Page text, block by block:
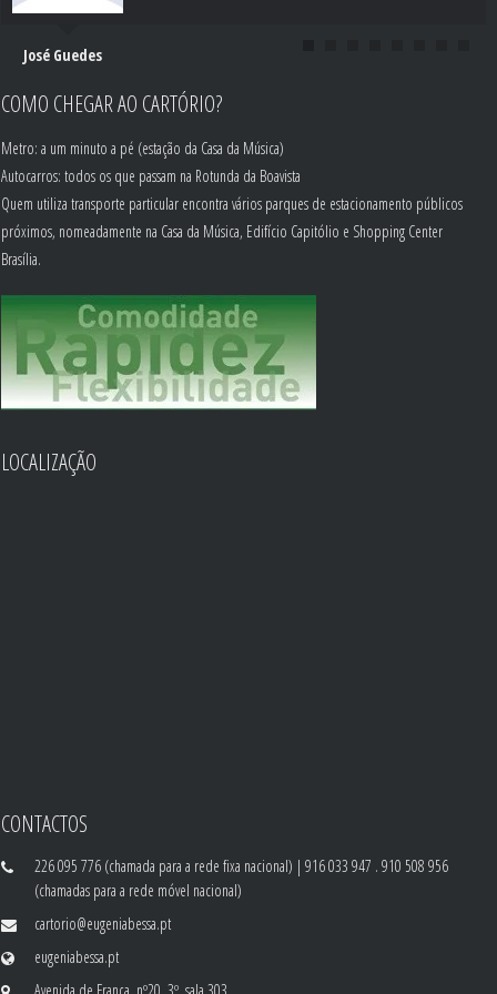
José Guedes
Maria Jozé Estrada
COMO CHEGAR AO CARTÓRIO?
Metro: a um minuto a pé (estação da Casa da Música)
Autocarros: todos os que passam na Rotunda da Boavista
Quem utiliza transporte particular encontra vários parques de estacionamento públicos
próximos, nomeadamente na Casa da Música, Edifício Capitólio e Shopping Center
Brasília.
LOCALIZAÇÃO
CONTACTOS
226 095 776 (chamada para a rede fixa nacional) | 916 033 947 . 910 508 956
(chamadas para a rede móvel nacional)
cartorio@eugeniabessa.pt
eugeniabessa.pt